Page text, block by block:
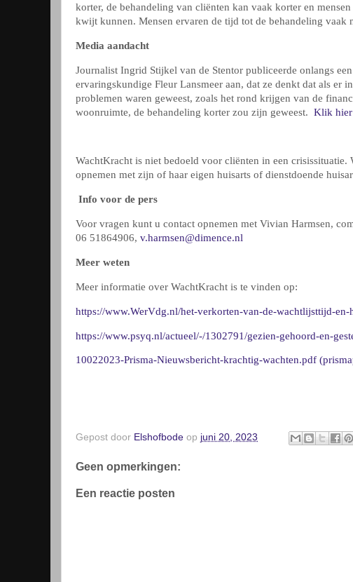
korter, de behandeling van cliënten kan vaak korter en
kwijt kunnen. Mensen ervaren de tijd tot de behandeling vaak
Media aandacht
Journalist Ingrid Stijkel van de Stentor publiceerde onlangs
ervaringskundige Fleur Lansmeer aan, dat ze denkt dat als er
problemen waren geweest, zoals het rond krijgen van de
woonruimte, de behandeling korter zou zijn geweest. Klik hier
WachtKracht is niet bedoeld voor cliënten in een crisissituatie.
opnemen met zijn of haar eigen huisarts of dienstdoende
Info voor de pers
Voor vragen kunt u contact opnemen met Vivian Harmsen,
06 51864906, v.harmsen@dimence.nl
Meer weten
Meer informatie over WachtKracht is te vinden op:
https://www.WerVdg.nl/het-verkorten-van-de-wachtlijsttijd-
https://www.psyq.nl/actueel/-/1302791/gezien-gehoord-en-
10022023-Prisma-Nieuwsbericht-krachtig-wachten.pdf
Gepost door Elshofbode op juni 20, 2023
Geen opmerkingen:
Een reactie posten